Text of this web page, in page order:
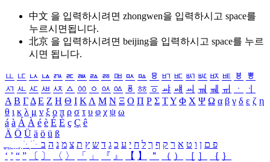
中文 을 입력하시려면 zhongwen을 입력하시고 space를
누르시면됩니다.
北京 을 입력하시려면 beijing을 입력하시고 space를 누르
시면 됩니다.
ㅥ ㅦ ㅧ ㅨ ㅩ ㅪ ㅫ ㅬ ㅭ ㅮ ㅯ ㅰ ㅱ ㅲ ㅳ ㅴ ㅵ ㅶ ㅷ ㅸ
ㅹ
ㅺ ㅻ ㅼ ㅽ ㅾ ㅿ ㆀ ㆁ ㆂ ㆃ ㆄ ㆅ ㆆ ㆇ ㆈ ㆉ ㆊ ㆋ ㆌ ㆍ
ㆎ
Α Β ΓΔ Ε Ζ Η Θ Ι ΚΛ Μ Ν Ξ Ο Π Ρ Σ ΤΥ Φ Χ Ψ Ω α β γ δ ε ζ η
θ ι κ λ μ ν ξ ο π ρ σ τ υ φ χ ψ ω
á à Á À é è É È ç Ç ê
Ä Ö Ü ä ö ü ß
ִֶֹ ֻּ ׁׂ פ ם ן ו ט א ר ק ף ך ל ח י ע כ ג ד ש ץ ת צ מ נ ה ב
‘ ’ “ ” 〔 〕 〈 〉 「 」 『 』 【 】 ＂ （ ） ［ ］ ｛ ｝